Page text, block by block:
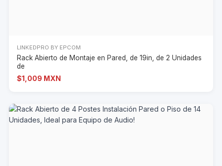
LINKEDPRO BY EPCOM
Rack Abierto de Montaje en Pared, de 19in, de 2 Unidades
de
$1,009 MXN